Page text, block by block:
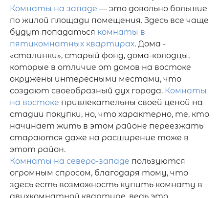
Комнаты на западе — это довольно большие
по жилой площади помещения. Здесь все чаще
будут попадаться комнаты в
пятикомнатных квартирах. Дома -
«сталинки», старый фонд, дома-колодцы,
которые в отличие от домов на востоке
окружены интересными местами, что
создают своеобразный дух города. Комнаты
на востоке привлекательны своей ценой на
стадии покупки, но, что характерно, те, кто
начинает жить в этом районе переезжать
стараются даже на расширение тоже в
Комнаты на северо-западе пользуются
огромным спросом, благодаря тому, что
здесь есть возможность купить комнату в